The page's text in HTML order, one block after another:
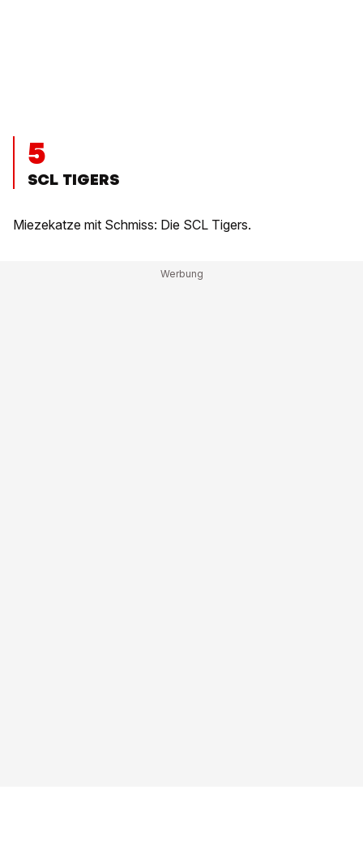
5
SCL TIGERS
Miezekatze mit Schmiss: Die SCL Tigers.